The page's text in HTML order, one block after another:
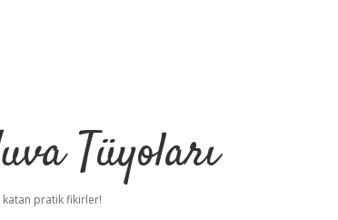
Tüyoları
katan pratik fikirler!